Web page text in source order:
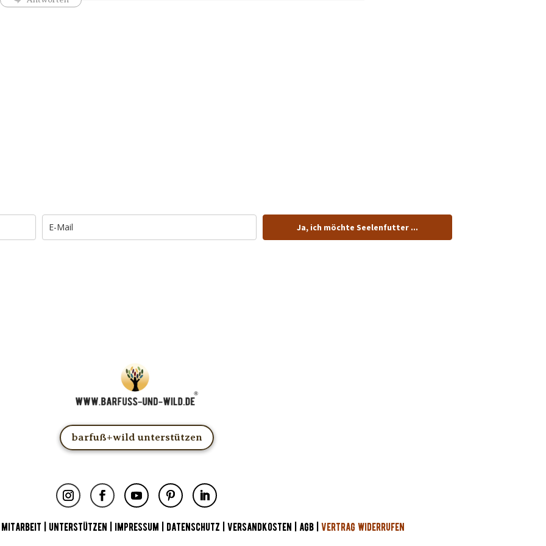
Ja, ich möchte Seelenfutter ...
barfuß+wild unterstützen
MITARBEIT UNTERSTÜTZEN IMPRESSUM DATENSCHUTZ VERSANDKOSTEN AGB VERTRAG WIDERRUFEN